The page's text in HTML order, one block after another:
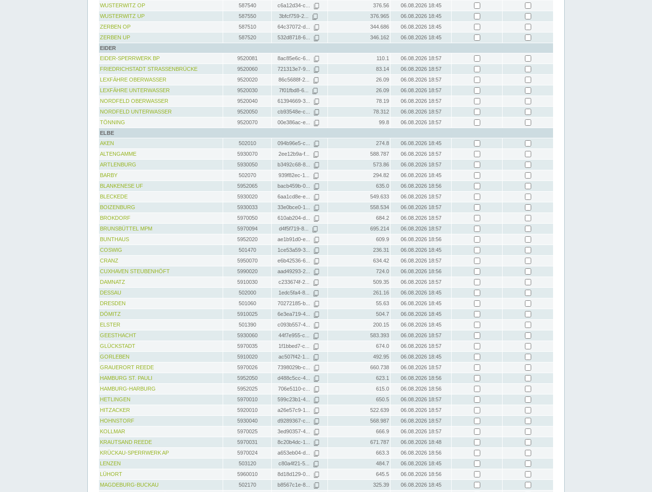
WUSTERWITZ OP
587540 c6a12d34-c... 376.56
06.08.2026 18:45
WUSTERWITZ UP
587550 3bfcf759-2... 376.965
06.08.2026 18:45
ZERBEN OP
587510 64c37072-d... 344.686
06.08.2026 18:45
ZERBEN UP
587520 532d8718-6... 346.162
06.08.2026 18:45
EIDER
EIDER-SPERRWERK BP
9520081 8ac85e6c-6... 110.1
06.08.2026 18:57
FRIEDRICHSTADT STRASSENBRÜCKE
9520060 721313e7-9... 83.14
06.08.2026 18:57
LEXFÄHRE OBERWASSER
9520020 86c5688f-2... 26.09
06.08.2026 18:57
LEXFÄHRE UNTERWASSER
9520030 7f01fbd8-6... 26.09
06.08.2026 18:57
NORDFELD OBERWASSER
9520040 61394669-3... 78.19
06.08.2026 18:57
NORDFELD UNTERWASSER
9520050 cb93548e-c... 78.312
06.08.2026 18:57
TÖNNING
9520070 00e386ac-e... 99.8
06.08.2026 18:57
ELBE
AKEN
502010 094b96e5-c... 274.8
06.08.2026 18:45
ALTENGAMME
5930070 2ee12b9a-f... 588.787
06.08.2026 18:57
ARTLENBURG
5930050 b3492c68-8... 573.86
06.08.2026 18:57
BARBY
502070 939f82ec-1... 294.82
06.08.2026 18:45
BLANKENESE UF
5952065 bacb459b-0... 635.0
06.08.2026 18:56
BLECKEDE
5930020 6aa1cd8e-e... 549.633
06.08.2026 18:57
BOIZENBURG
5930033 33e0bce0-1... 558.534
06.08.2026 18:57
BROKDORF
5970050 610ab204-d... 684.2
06.08.2026 18:57
BRUNSBÜTTEL MPM
5970094 d4f5f719-8... 695.214
06.08.2026 18:57
BUNTHAUS
5952020 ae1b91d0-e... 609.9
06.08.2026 18:56
COSWIG
501470 1ce53a59-3... 236.31
06.08.2026 18:45
CRANZ
5950070 e6b42536-6... 634.42
06.08.2026 18:57
CUXHAVEN STEUBENHÖFT
5990020 aad49293-2... 724.0
06.08.2026 18:56
DAMNATZ
5910030 c233674f-2... 509.35
06.08.2026 18:57
DESSAU
502000 1edc5fa4-8... 261.16
06.08.2026 18:45
DRESDEN
501060 70272185-b... 55.63
06.08.2026 18:45
DÖMITZ
5910025 6e3ea719-4... 504.7
06.08.2026 18:45
ELSTER
501390 c093b557-4... 200.15
06.08.2026 18:45
GEESTHACHT
5930060 44f7e955-c... 583.393
06.08.2026 18:57
GLÜCKSTADT
5970035 1f1bbed7-c... 674.0
06.08.2026 18:57
GORLEBEN
5910020 ac507f42-1... 492.95
06.08.2026 18:45
GRAUERORT REEDE
5970026 7398029b-c... 660.738
06.08.2026 18:57
HAMBURG ST. PAULI
5952050 d488c5cc-4... 623.1
06.08.2026 18:56
HAMBURG-HARBURG
5952025 706e5110-c... 615.0
06.08.2026 18:56
HETLINGEN
5970010 599c23b1-4... 650.5
06.08.2026 18:57
HITZACKER
5920010 a26e57c9-1... 522.639
06.08.2026 18:57
HOHNSTORF
5930040 d9289367-c... 568.987
06.08.2026 18:57
KOLLMAR
5970025 3ed90357-4... 666.9
06.08.2026 18:57
KRAUTSAND REEDE
5970031 8c20b4dc-1... 671.787
06.08.2026 18:48
KRÜCKAU-SPERRWERK AP
5970024 a653eb04-d... 663.3
06.08.2026 18:56
LENZEN
503120 c80a4f21-5... 484.7
06.08.2026 18:45
LÜHORT
5960010 8d18d129-0... 645.5
06.08.2026 18:56
MAGDEBURG-BUCKAU
502170 b8567c1e-8... 325.39
06.08.2026 18:45